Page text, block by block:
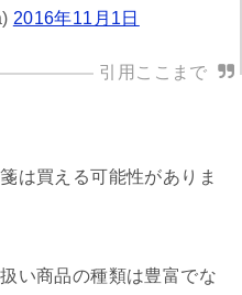
2016年11月1日
は買える可能性がありま
い商品の種類は豊富でな